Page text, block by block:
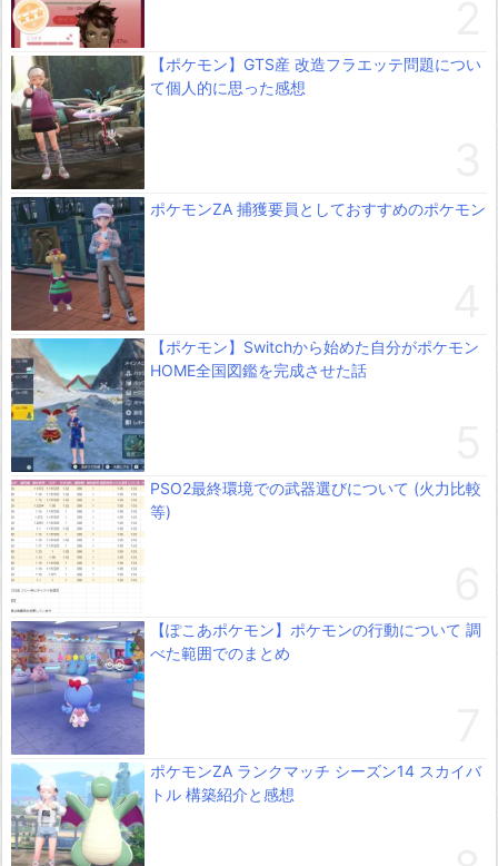
【ポケモン】GTS産 改造フラエッテ問題につい
て個人的に思った感想
ポケモンZA 捕獲要員としておすすめのポケモン
【ポケモン】Switchから始めた自分がポケモン
HOME全国図鑑を完成させた話
PSO2最終環境での武器選びについて (火力比較
等)
【ぽこあポケモン】ポケモンの行動について 調
べた範囲でのまとめ
ポケモンZA ランクマッチ シーズン14 スカイバ
トル 構築紹介と感想